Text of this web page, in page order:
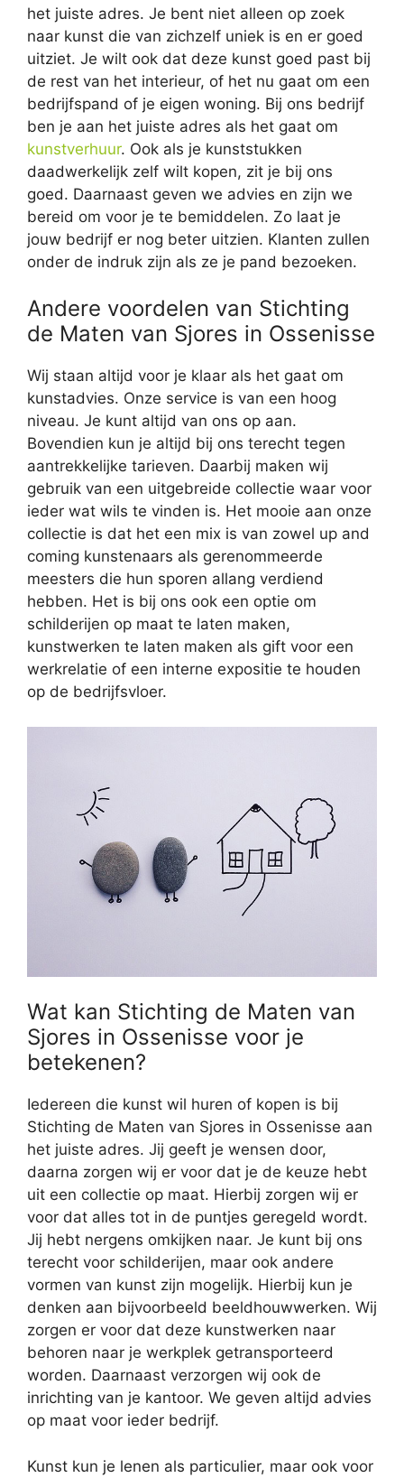
het juiste adres. Je bent niet alleen op zoek
naar kunst die van zichzelf uniek is en er goed
uitziet. Je wilt ook dat deze kunst goed past bij
de rest van het interieur, of het nu gaat om een
bedrijfspand of je eigen woning. Bij ons bedrijf
ben je aan het juiste adres als het gaat om
kunstverhuur. Ook als je kunststukken
daadwerkelijk zelf wilt kopen, zit je bij ons
goed. Daarnaast geven we advies en zijn we
bereid om voor je te bemiddelen. Zo laat je
jouw bedrijf er nog beter uitzien. Klanten zullen
onder de indruk zijn als ze je pand bezoeken.
Andere voordelen van Stichting
de Maten van Sjores in Ossenisse
Wij staan altijd voor je klaar als het gaat om
kunstadvies. Onze service is van een hoog
niveau. Je kunt altijd van ons op aan.
Bovendien kun je altijd bij ons terecht tegen
aantrekkelijke tarieven. Daarbij maken wij
gebruik van een uitgebreide collectie waar voor
ieder wat wils te vinden is. Het mooie aan onze
collectie is dat het een mix is van zowel up and
coming kunstenaars als gerenommeerde
meesters die hun sporen allang verdiend
hebben. Het is bij ons ook een optie om
schilderijen op maat te laten maken,
kunstwerken te laten maken als gift voor een
werkrelatie of een interne expositie te houden
op de bedrijfsvloer.
Wat kan Stichting de Maten van
Sjores in Ossenisse voor je
betekenen?
Iedereen die kunst wil huren of kopen is bij
Stichting de Maten van Sjores in Ossenisse aan
het juiste adres. Jij geeft je wensen door,
daarna zorgen wij er voor dat je de keuze hebt
uit een collectie op maat. Hierbij zorgen wij er
voor dat alles tot in de puntjes geregeld wordt.
Jij hebt nergens omkijken naar. Je kunt bij ons
terecht voor schilderijen, maar ook andere
vormen van kunst zijn mogelijk. Hierbij kun je
denken aan bijvoorbeeld beeldhouwwerken. Wij
zorgen er voor dat deze kunstwerken naar
behoren naar je werkplek getransporteerd
worden. Daarnaast verzorgen wij ook de
inrichting van je kantoor. We geven altijd advies
op maat voor ieder bedrijf.
Kunst kun je lenen als particulier, maar ook voor